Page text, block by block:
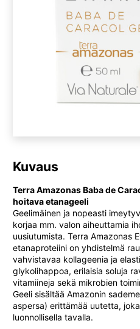
Kuvaus
Terra Amazonas Baba de
hoitava etanageeli
Geelimäinen ja nopeasti
korjaa mm. valon aiheuttamia
uusiutumista. Terra Amazonas
etanaproteiini on yhdistelmä
vahvistavaa kollageenia ja
glykolihappoa, erilaisia soluja
vitamiineja sekä mikrobien
Geeli sisältää Amazonin
aspersa) erittämää uutetta,
luonnollisella tavalla.